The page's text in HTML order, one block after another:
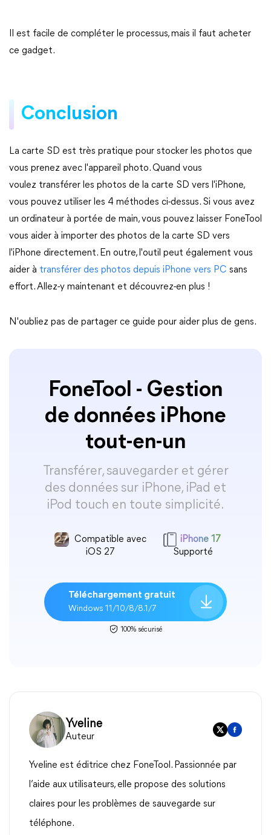
Il est facile de compléter le processus, mais il faut acheter
ce gadget.
Conclusion
La carte SD est très pratique pour stocker les photos que
vous prenez avec l'appareil photo. Quand vous
voulez transférer les photos de la carte SD vers l'iPhone,
vous pouvez utiliser les 4 méthodes ci-dessus. Si vous avez
un ordinateur à portée de main, vous pouvez laisser FoneTool
vous aider à importer des photos de la carte SD vers
l'iPhone directement. En outre, l'outil peut également vous
aider à transférer des photos depuis iPhone vers PC sans
effort. Allez-y maintenant et découvrez-en plus !
N'oubliez pas de partager ce guide pour aider plus de gens.
FoneTool - Gestion
de données iPhone
tout-en-un
Transférer, sauvegarder et gérer
des données sur iPhone, iPad et
iPod touch en toute simplicité.
Compatible avec
iOS 27
iPhone 17
Supporté
Téléchargement gratuit
Windows 11/10/8/8.1/7
100% sécurisé
Yveline
Auteur
Yveline est éditrice chez FoneTool. Passionnée par
l’aide aux utilisateurs, elle propose des solutions
claires pour les problèmes de sauvegarde sur
téléphone.